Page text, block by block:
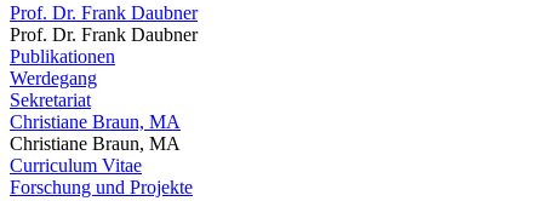
Prof. Dr. Frank Daubner
Prof. Dr. Frank Daubner
Publikationen
Werdegang
Sekretariat
Christiane Braun, MA
Christiane Braun, MA
Curriculum Vitae
Forschung und Projekte